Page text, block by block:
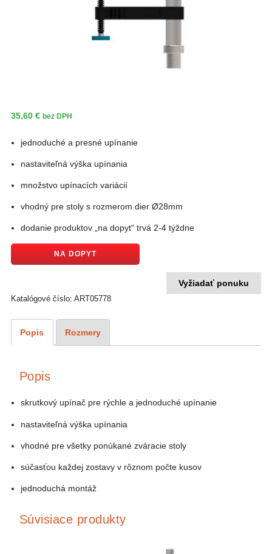
35,60 € bez DPH
jednoduché a presné upínanie
nastaviteľná výška upínania
množstvo upínacích variácií
vhodný pre stoly s rozmerom dier Ø28mm
dodanie produktov „na dopyt“ trvá 2-4 týždne
NA DOPYT
Vyžiadať ponuku
Katalógové číslo: ART05778
Popis Rozmery
Popis
skrutkový upínač pre rýchle a jednoduché upínanie
nastaviteľná výška upínania
vhodné pre všetky ponúkané zváracie stoly
súčasťou každej zostavy v rôznom počte kusov
jednoduchá montáž
Súvisiace produkty